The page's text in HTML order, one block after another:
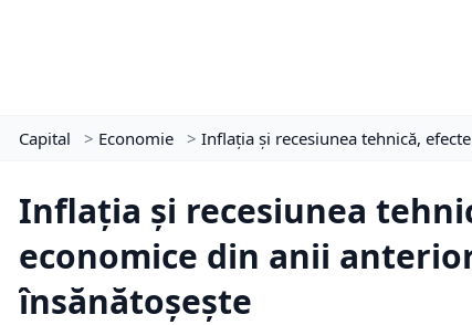
Capital > Economie > Inflația și recesiunea tehnică,
Inflația și recesiunea
economice din anii
însănătoșește